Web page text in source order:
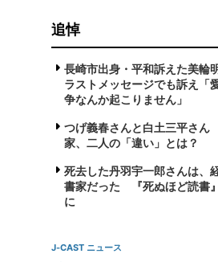
追悼
長崎市出身・平和訴えた美輪
ラストメッセージでも訴え
争なんか起こりません」
つげ義春さんと白土三平さ
家、二人の「違い」とは？
死去した丹羽宇一郎さんは、
書家だった 『死ぬほど読書
に
J-CAST ニュース